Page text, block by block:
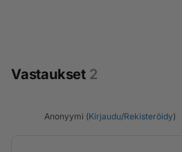
Vastaukset 2
Anonyymi (Kirjaudu/Rekisteröidy)